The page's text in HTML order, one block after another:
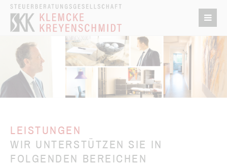
LEISTUNGEN
WIR UNTERSTÜTZEN SIE IN
FOLGENDEN BEREICHEN